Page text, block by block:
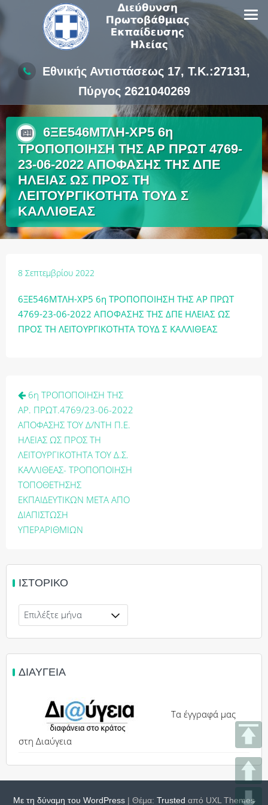
Skip
content
Εθνικής Αντιστάσεως 17, Τ.Κ.:27131,
Πύργος 2621040269
6ΞΕ546ΜΤΛΗ-ΧΡ5 6η
ΤΡΟΠΟΠΟΙΗΣΗ ΤΗΣ ΑΡ ΠΡΩΤ 4769-
23-06-2022 ΑΠΟΦΑΣΗΣ ΤΗΣ ΔΠΕ
ΗΛΕΙΑΣ ΩΣ ΠΡΟΣ ΤΗ
ΛΕΙΤΟΥΡΓΙΚΟΤΗΤΑ ΤΟΥΔ Σ
ΚΑΛΛΙΘΕΑΣ
8 Σεπτεμβρίου 2022
6ΞΕ546ΜΤΛΗ-ΧΡ5 6η ΤΡΟΠΟΠΟΙΗΣΗ ΤΗΣ ΑΡ ΠΡΩΤ
4769-23-06-2022 ΑΠΟΦΑΣΗΣ ΤΗΣ ΔΠΕ ΗΛΕΙΑΣ ΩΣ
ΠΡΟΣ ΤΗ ΛΕΙΤΟΥΡΓΙΚΟΤΗΤΑ ΤΟΥΔ Σ ΚΑΛΛΙΘΕΑΣ
Πλοήγηση
άρθρων
6η ΤΡΟΠΟΠΟΙΗΣΗ ΤΗΣ
ΑΡ. ΠΡΩΤ.4769/23-06-2022
ΑΠΟΦΑΣΗΣ ΤΟΥ Δ/ΝΤΗ Π.Ε.
ΗΛΕΙΑΣ ΩΣ ΠΡΟΣ ΤΗ
ΛΕΙΤΟΥΡΓΙΚΟΤΗΤΑ ΤΟΥ Δ.Σ.
ΚΑΛΛΙΘΕΑΣ- ΤΡΟΠΟΠΟΙΗΣΗ
ΤΟΠΟΘΕΤΗΣΗΣ
ΕΚΠΑΙΔΕΥΤΙΚΩΝ ΜΕΤΑ ΑΠΟ
ΔΙΑΠΙΣΤΩΣΗ
ΥΠΕΡΑΡΙΘΜΙΩΝ
ΙΣΤΟΡΙΚΌ
Ιστορικό
ΔΙΑΎΓΕΙΑ
Τα έγγραφά μας
στη Διαύγεια
Με τη δύναμη του WordPress | Θέμα: Trusted από UXL Themes